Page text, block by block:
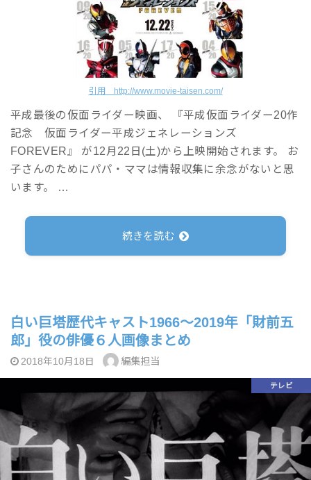
引用 http://www.movie-taisen.com/
平成最後の仮面ライダー映画、 『平成仮面ライダー20作
記念 仮面ライダー平成ジェネレーションズ
FOREVER』 が12月22日(土)から上映開始されます。 お
子さんのためにパパ・ママは情報収集に余念がないと思
います。 …
続きを読む
白い巨塔歴代キャスト1966～2019年「財前五
郎」役の俳優６人画像まとめ
2018年10月18日 編集担当
テレビ